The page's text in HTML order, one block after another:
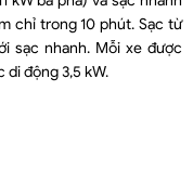
chỉ trong 10 phút. Sạc từ
sạc nhanh. Mỗi xe được
di động 3,5 kW.